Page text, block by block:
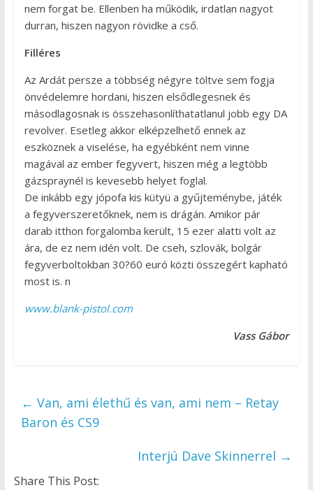
nem forgat be. Ellenben ha működik, irdatlan nagyot
durran, hiszen nagyon rövidke a cső.
Filléres
Az Ardát persze a többség négyre töltve sem fogja
önvédelemre hordani, hiszen elsődlegesnek és
másodlagosnak is összehasonlíthatatlanul jobb egy DA
revolver. Esetleg akkor elképzelhető ennek az
eszköznek a viselése, ha egyébként nem vinne
magával az ember fegyvert, hiszen még a legtöbb
gázspraynél is kevesebb helyet foglal.
De inkább egy jópofa kis kütyü a gyűjteménybe, játék
a fegyverszeretőknek, nem is drágán. Amikor pár
darab itthon forgalomba került, 15 ezer alatti volt az
ára, de ez nem idén volt. De cseh, szlovák, bolgár
fegyverboltokban 30?60 euró közti összegért kapható
most is. n
www.blank-pistol.com
Vass Gábor
← Van, ami élethű és van, ami nem – Retay
Baron és CS9
Interjú Dave Skinnerrel →
Share This Post: